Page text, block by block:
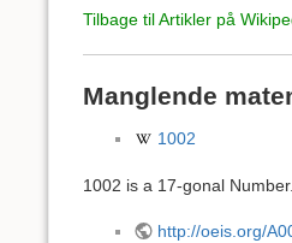
Tilbage til Artikler på
Manglende
1002
1002 is a 17-gonal
http://oeis.org/